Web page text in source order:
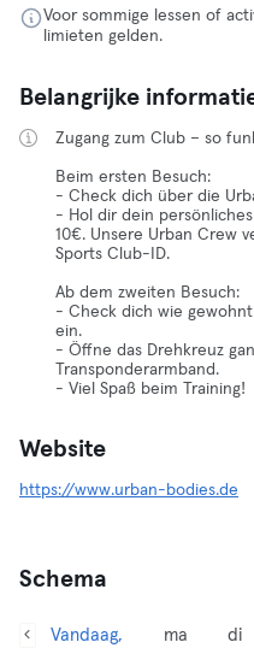
Voor sommige lessen of
limieten gelden.
Belangrijke
Zugang zum Club – so
Beim ersten Besuch:
- Check dich über die
- Hol dir dein
10€. Unsere Urban Crew
Sports Club-ID.
Ab dem zweiten Besuch:
- Check dich wie
ein.
- Öffne das Drehkreuz
Transponderarmband.
- Viel Spaß beim Training!
Website
https://www.urban-bodies.de
Schema
Vandaag,
ma
di